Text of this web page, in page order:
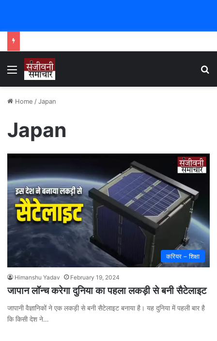
Menu
Home /Japan
Japan
करियर – शिक्षा
Himanshu Yadav February 19, 2024
जापान लॉन्च करेगा दुनिया का पहला लकड़ी से बनी सैटेलाइट
जापानी वैज्ञानिकों ने एक लकड़ी से बनी सैटेलाइट बनाया है। यह दुनिया में पहली बार है
कि किसी देश ने…